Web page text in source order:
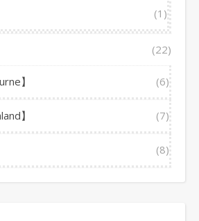
(1)
(22)
】 (6)
】 (7)
(8)